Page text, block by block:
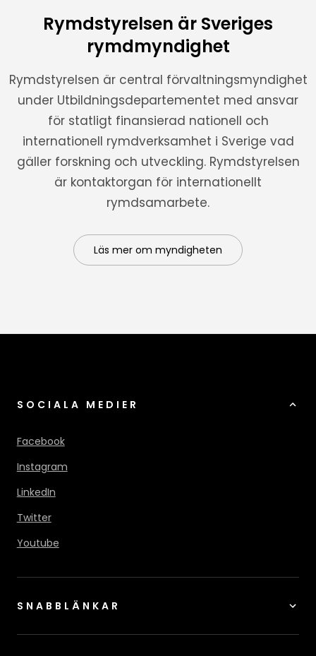
Rymdstyrelsen är Sveriges
rymdmyndighet
Rymdstyrelsen är central förvaltningsmyndighet
under Utbildningsdepartementet med ansvar
för statligt finansierad nationell och
internationell rymdverksamhet i Sverige vad
gäller forskning och utveckling. Rymdstyrelsen
är kontaktorgan för internationellt
rymdsamarbete.
Läs mer om myndigheten
SOCIALA MEDIER
Facebook
Instagram
LinkedIn
Twitter
Youtube
SNABBLÄNKAR